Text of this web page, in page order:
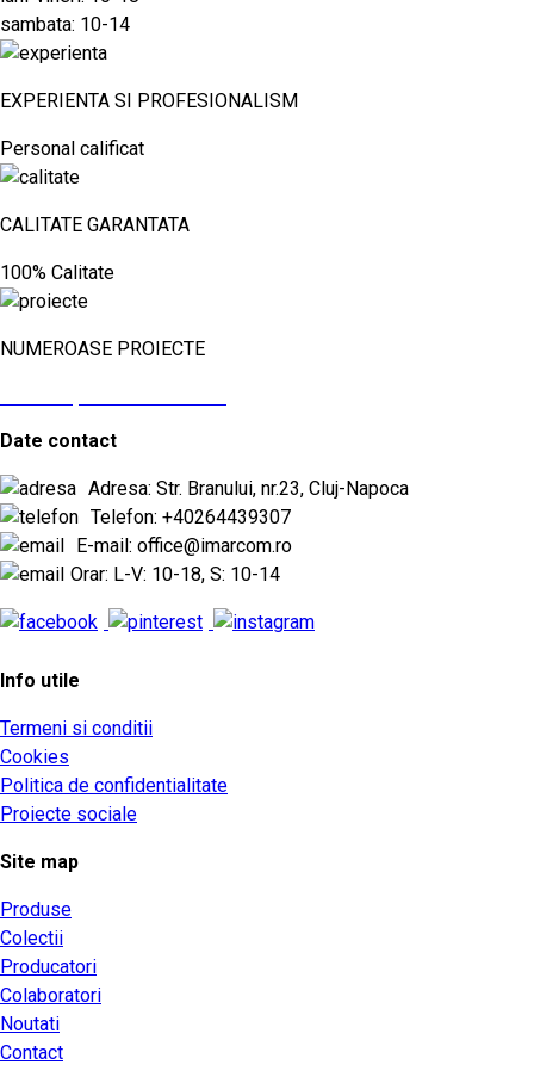
sambata: 10-14
EXPERIENTA SI PROFESIONALISM
Personal calificat
CALITATE GARANTATA
100% Calitate
NUMEROASE PROIECTE
Date contact
Adresa: Str. Branului, nr.23, Cluj-Napoca
Telefon: +40264439307
E-mail: office@imarcom.ro
Orar: L-V: 10-18, S: 10-14
Info utile
Termeni si conditii
Cookies
Politica de confidentialitate
Proiecte sociale
Site map
Produse
Colectii
Producatori
Colaboratori
Noutati
Contact